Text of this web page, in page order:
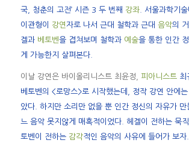
국, 청춘의 고전’ 시즌 3 두 번째 강좌. 서울과학기
이관형이
강연자로 나서 근대 철학과 근대 음악의
겔과 베토벤을 겹쳐보며 철학과 예술을 통한 인간
게 가능한지 살펴본다.
이날 강연은 바이올리니스트 최윤정, 피아니스트최
베토벤의 <로망스>로 시작했는데, 정작 강연 안에
았다. 하지만 소리만 없을 뿐 인간 정신의 자유가 만
느 음악 못지않게 매혹적이었다. 헤겔이 전하는 묵
토벤이 전하는 감각적인 음악의 사유에 들어가 보자